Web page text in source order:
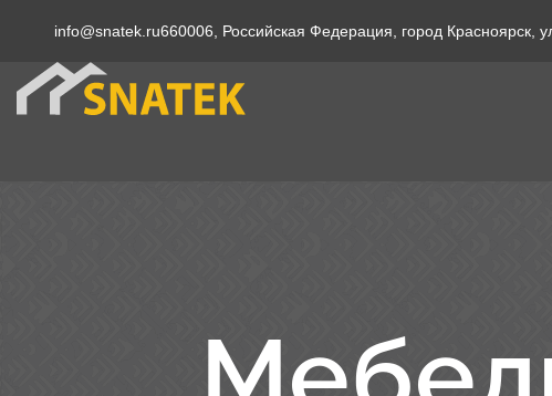
info@snatek.ru660006, Российская Федерация, город